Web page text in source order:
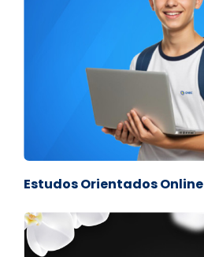
Estudos Orientados Online